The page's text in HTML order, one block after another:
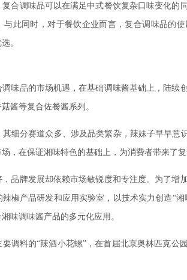
合调味品可以在满足中式餐饮复杂口味变化的
与此同时，对于餐饮企业而言，复合调味品的
。
味品的市场机遇，在基础调味酱基础上，陆续
酱等复合佐餐酱系列。
细分赛道众多、涉及品类繁杂，辣妹子早早意
，在保证湘味特色的基础上，为消费者带来了复
品牌发展却依赖市场敏锐度和专注度。为了增
椒产品研发和应用实验室，以技术实力创造“
味调味酱产品的多元化应用。
要调料的“辣酒小花螺”，在首届北京奥林匹克